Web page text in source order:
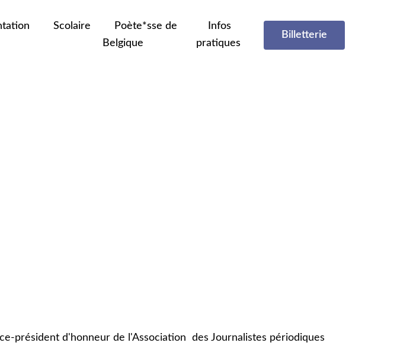
Scolaire
Poète*sse de
Belgique
Infos
pratiques
Billetterie
président d'honneur de l'Association des Journalistes périodiques